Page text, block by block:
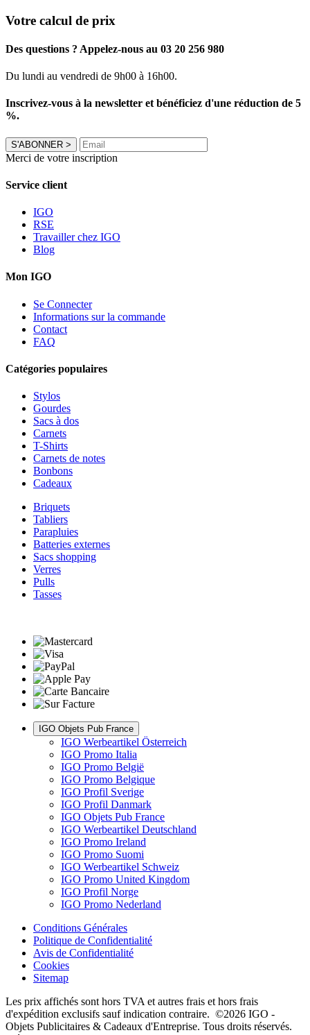
Votre calcul de prix
Des questions ? Appelez-nous au 03 20 256 980
Du lundi au vendredi de 9h00 à 16h00.
Inscrivez-vous à la newsletter et bénéficiez d'une réduction de 5
%.
S'ABONNER >
Merci de votre inscription
Service client
IGO
RSE
Travailler chez IGO
Blog
Mon IGO
Se Connecter
Informations sur la commande
Contact
FAQ
Catégories populaires
Stylos
Gourdes
Sacs à dos
Carnets
T-Shirts
Carnets de notes
Bonbons
Cadeaux
Briquets
Tabliers
Parapluies
Batteries externes
Sacs shopping
Verres
Pulls
Tasses
IGO Objets Pub France
IGO Werbeartikel Österreich
IGO Promo Italia
IGO Promo België
IGO Promo Belgique
IGO Profil Sverige
IGO Profil Danmark
IGO Objets Pub France
IGO Werbeartikel Deutschland
IGO Promo Ireland
IGO Promo Suomi
IGO Werbeartikel Schweiz
IGO Promo United Kingdom
IGO Profil Norge
IGO Promo Nederland
Conditions Générales
Politique de Confidentialité
Avis de Confidentialité
Cookies
Sitemap
Les prix affichés sont hors TVA et autres frais et hors frais
d'expédition exclusifs sauf indication contraire. ©2026 IGO -
Objets Publicitaires & Cadeaux d'Entreprise. Tous droits réservés.